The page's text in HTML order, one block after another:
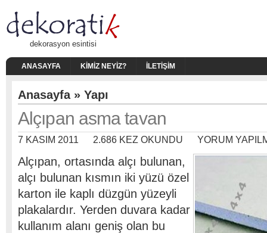
dekorasyon esintisi
ANASAYFA KIMIZ NEYIZ? İLETIŞIM
Anasayfa» Yapı
Alçıpan asma tavan
7 KASIM 2011 2.686 KEZ OKUNDU YORUM
Alçıpan, ortasında alçı bulunan,
alçı bulunan kısmın iki yüzü özel
karton ile kaplı düzgün yüzeyli
plakalardır. Yerden duvara kadar
kullanım alanı geniş olan bu